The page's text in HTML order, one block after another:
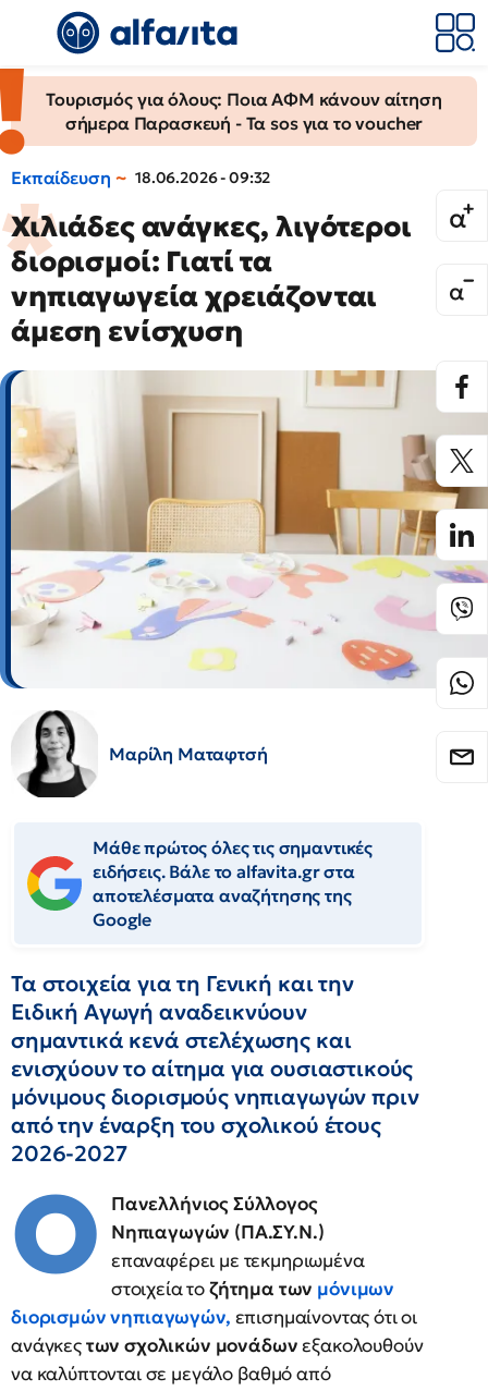
Τουρισμός για όλους: Ποια ΑΦΜ κάνουν αίτηση
σήμερα Παρασκευή - Τα sos για το voucher
Εκπαίδευση 18.06.2026 - 09:32
Χιλιάδες ανάγκες, λιγότεροι
διορισμοί: Γιατί τα
νηπιαγωγεία χρειάζονται
άμεση ενίσχυση
Μαρίλη Ματαφτσή
Μάθε πρώτος όλες τις σημαντικές
ειδήσεις. Βάλε το alfavita.gr στα
αποτελέσματα αναζήτησης της
Google
Τα στοιχεία για τη Γενική και την
Ειδική Αγωγή αναδεικνύουν
σημαντικά κενά στελέχωσης και
ενισχύουν το αίτημα για ουσιαστικούς
μόνιμους διορισμούς νηπιαγωγών πριν
από την έναρξη του σχολικού έτους
2026-2027
Ο
Πανελλήνιος Σύλλογος
Νηπιαγωγών (ΠΑ.ΣΥ.Ν.)
επαναφέρει με τεκμηριωμένα
στοιχεία τοζήτημα των μόνιμων
διορισμών νηπιαγωγών, επισημαίνοντας ότι οι
ανάγκεςτων σχολικών μονάδωνεξακολουθούν
να καλύπτονται σε μεγάλο βαθμό από